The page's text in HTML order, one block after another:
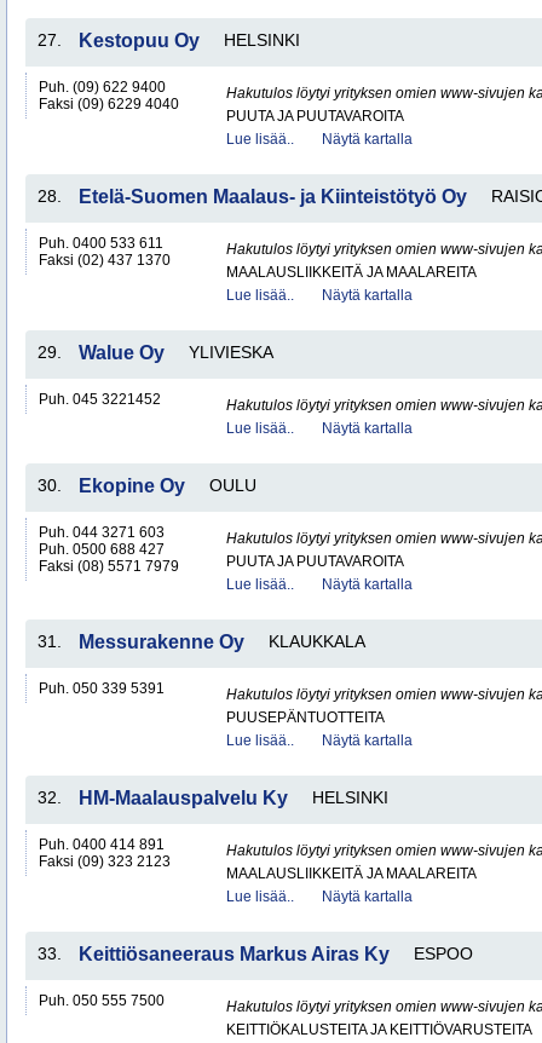
27. Kestopuu Oy HELSINKI
Puh. (09) 622 9400
Faksi (09) 6229 4040
Hakutulos löytyi yrityksen omien www-sivujen
PUUTA JA PUUTAVAROITA
Lue lisää..
Näytä kartalla
28. Etelä-Suomen Maalaus- ja Kiinteistötyö Oy
Puh. 0400 533 611
Faksi (02) 437 1370
Hakutulos löytyi yrityksen omien www-sivujen
MAALAUSLIIKKEITÄ JA MAALAREITA
Lue lisää..
Näytä kartalla
29. Walue Oy YLIVIESKA
Puh. 045 3221452
Hakutulos löytyi yrityksen omien www-sivujen
Lue lisää..
Näytä kartalla
30. Ekopine Oy OULU
Puh. 044 3271 603
Puh. 0500 688 427
Faksi (08) 5571 7979
Hakutulos löytyi yrityksen omien www-sivujen
PUUTA JA PUUTAVAROITA
Lue lisää..
Näytä kartalla
31. Messurakenne Oy KLAUKKALA
Puh. 050 339 5391
Hakutulos löytyi yrityksen omien www-sivujen
PUUSEPÄNTUOTTEITA
Lue lisää..
Näytä kartalla
32. HM-Maalauspalvelu Ky HELSINKI
Puh. 0400 414 891
Faksi (09) 323 2123
Hakutulos löytyi yrityksen omien www-sivujen
MAALAUSLIIKKEITÄ JA MAALAREITA
Lue lisää..
Näytä kartalla
33. Keittiösaneeraus Markus Airas Ky ESPOO
Puh. 050 555 7500
Hakutulos löytyi yrityksen omien www-sivujen
KEITTIÖKALUSTEITA JA KEITTIÖVARUSTEITA